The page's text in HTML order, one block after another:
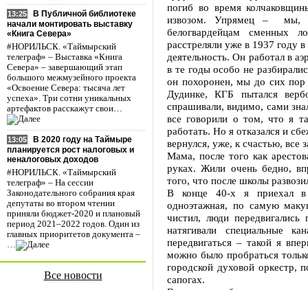
13:25
В Публичной библиотеке
начали монтировать выставку
«Книга Севера»
#НОРИЛЬСК. «Таймырский
телеграф» – Выставка «Книга
Севера» – завершающий этап
большого межмузейного проекта
«Освоение Севера: тысяча лет
успеха». Три сотни уникальных
артефактов расскажут свои…
13:05
В 2020 году на Таймыре
планируется рост налоговых и
неналоговых доходов
#НОРИЛЬСК. «Таймырский
телеграф» – На сессии
Законодательного собрания края
депутаты во втором чтении
приняли бюджет-2020 и плановый
период 2021–2022 годов. Один из
главных приоритетов документа –
…
Все новости
погиб во время
извозом. Упрямец – мы,
белогвардейцам сменных
расстреляли уже в 1937 году
деятельность. Он работал в
в те годы особо не
он похоронен, мы до сих пор
Дудинке, КГБ пытался
спрашивали, видимо, сами
все говорили о том, что я
работать. Но я отказался и
вернулся, уже, к счастью, все
Мама, после того как
руках. Жили очень бедно,
того, что после школы
В конце 40-х я приехал в
одноэтажная, по самую
чистил, люди
натягивали специальные
передвигаться – такой я
можно было пробраться
городской духовой оркестр,
сапогах.